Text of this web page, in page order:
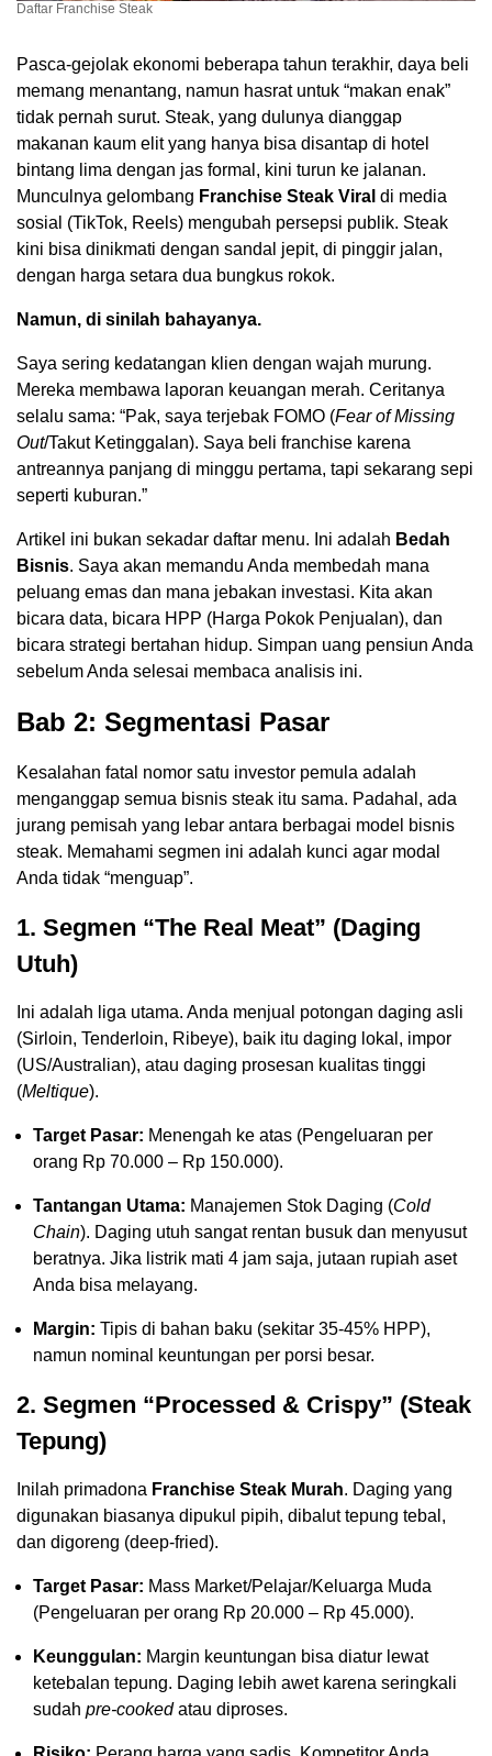
Daftar Franchise Steak
Pasca-gejolak ekonomi beberapa tahun terakhir, daya beli
memang menantang, namun hasrat untuk “makan enak”
tidak pernah surut. Steak, yang dulunya dianggap
makanan kaum elit yang hanya bisa disantap di hotel
bintang lima dengan jas formal, kini turun ke jalanan.
Munculnya gelombang Franchise Steak Viral di media
sosial (TikTok, Reels) mengubah persepsi publik. Steak
kini bisa dinikmati dengan sandal jepit, di pinggir jalan,
dengan harga setara dua bungkus rokok.
Namun, di sinilah bahayanya.
Saya sering kedatangan klien dengan wajah murung.
Mereka membawa laporan keuangan merah. Ceritanya
selalu sama: “Pak, saya terjebak FOMO (Fear of Missing
Out/Takut Ketinggalan). Saya beli franchise karena
antreannya panjang di minggu pertama, tapi sekarang sepi
seperti kuburan.”
Artikel ini bukan sekadar daftar menu. Ini adalah Bedah
Bisnis. Saya akan memandu Anda membedah mana
peluang emas dan mana jebakan investasi. Kita akan
bicara data, bicara HPP (Harga Pokok Penjualan), dan
bicara strategi bertahan hidup. Simpan uang pensiun Anda
sebelum Anda selesai membaca analisis ini.
Bab 2: Segmentasi Pasar
Kesalahan fatal nomor satu investor pemula adalah
menganggap semua bisnis steak itu sama. Padahal, ada
jurang pemisah yang lebar antara berbagai model bisnis
steak. Memahami segmen ini adalah kunci agar modal
Anda tidak “menguap”.
1. Segmen “The Real Meat” (Daging
Utuh)
Ini adalah liga utama. Anda menjual potongan daging asli
(Sirloin, Tenderloin, Ribeye), baik itu daging lokal, impor
(US/Australian), atau daging prosesan kualitas tinggi
(Meltique).
Target Pasar: Menengah ke atas (Pengeluaran per
orang Rp 70.000 – Rp 150.000).
Tantangan Utama: Manajemen Stok Daging (Cold
Chain). Daging utuh sangat rentan busuk dan menyusut
beratnya. Jika listrik mati 4 jam saja, jutaan rupiah aset
Anda bisa melayang.
Margin: Tipis di bahan baku (sekitar 35-45% HPP),
namun nominal keuntungan per porsi besar.
2. Segmen “Processed & Crispy” (Steak
Tepung)
Inilah primadona Franchise Steak Murah. Daging yang
digunakan biasanya dipukul pipih, dibalut tepung tebal,
dan digoreng (deep-fried).
Target Pasar: Mass Market/Pelajar/Keluarga Muda
(Pengeluaran per orang Rp 20.000 – Rp 45.000).
Keunggulan: Margin keuntungan bisa diatur lewat
ketebalan tepung. Daging lebih awet karena seringkali
sudah pre-cookedatau diproses.